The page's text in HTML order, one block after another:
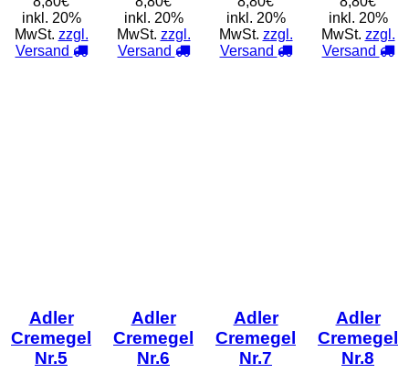
inkl. 20%
MwSt. zzgl.
Versand
inkl. 20%
MwSt. zzgl.
Versand
inkl. 20%
MwSt. zzgl.
Versand
inkl. 20%
MwSt. zzgl.
Versand
Adler
Cremegel
Nr.5
Adler
Cremegel
Nr.6
Adler
Cremegel
Nr.7
Adler
Cremegel
Nr.8